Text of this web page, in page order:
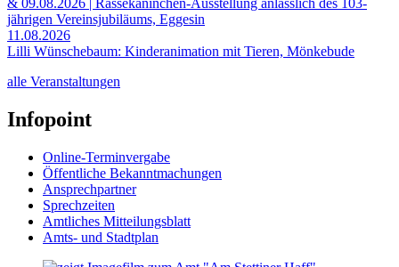
& 09.08.2026 | Rassekaninchen-Ausstellung anlässlich des 103-
jährigen Vereinsjubiläums, Eggesin
11.08.2026
Lilli Wünschebaum: Kinderanimation mit Tieren, Mönkebude
alle Veranstaltungen
Infopoint
Online-Terminvergabe
Öffentliche Bekanntmachungen
Ansprechpartner
Sprechzeiten
Amtliches Mitteilungsblatt
Amts- und Stadtplan